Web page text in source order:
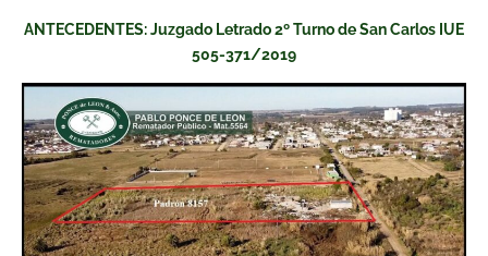
ANTECEDENTES: Juzgado Letrado 2º Turno de San Carlos IUE
505-371/2019